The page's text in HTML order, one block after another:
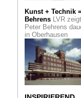
Aachener Ludwig
Lehmbruck
Mit "Neuaufgestellt!"
bringt sich das
Duisburger
zurück auf die
der Kunstmuseen
Bling Bling Baby!
NRW-Forum
Kunst + Technik =
BehrensLVR zeigt
Peter Behrens
in Oberhausen